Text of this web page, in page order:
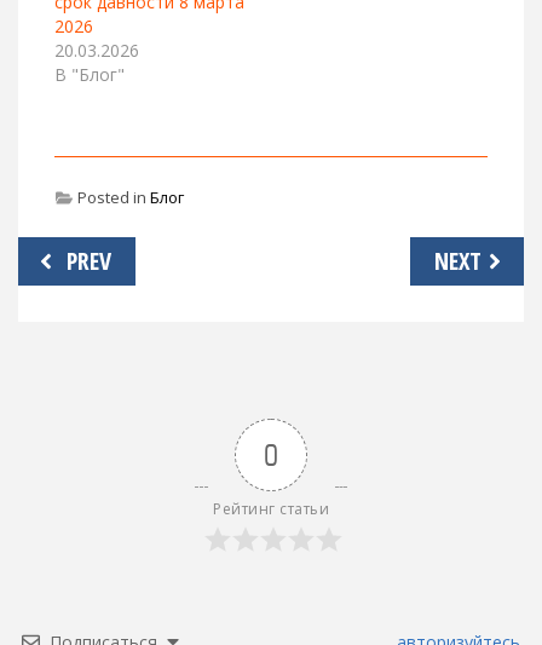
2026
20.03.2026
В "Блог"
Posted in Блог
Навигация
по
PREV NEXT
0
Рейтинг статьи